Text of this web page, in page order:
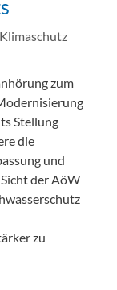
Klimaschutz
zum
Stellung
die
und
der AöW
zu